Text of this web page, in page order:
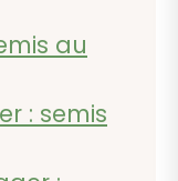
au
: semis